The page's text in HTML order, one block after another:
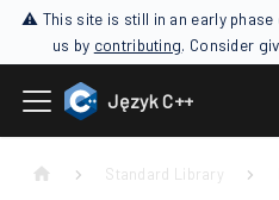
⚠ This site is still in an early
us by contributing. Consider
Język C++
Standard Library